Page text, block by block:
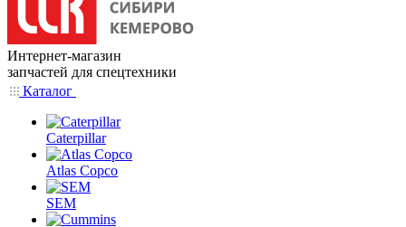
Интернет-магазин
запчастей для спецтехники
Каталог
Caterpillar
Atlas Copco
SEM